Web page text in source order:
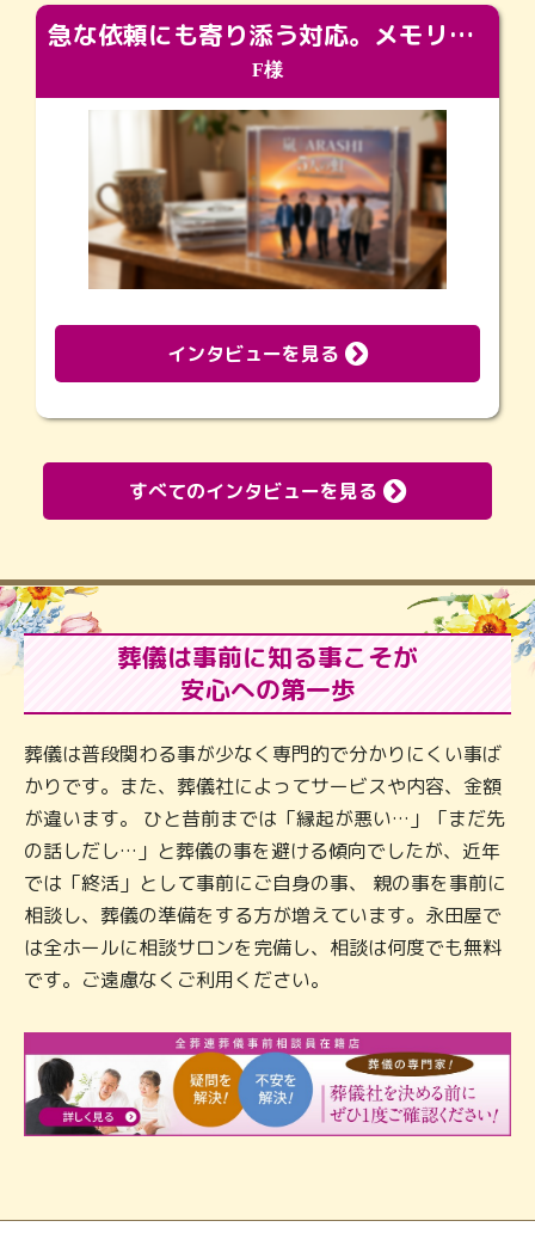
急な依頼にも寄り添う対応。メモリアルコーナーで振り返る大切な日々
F様
インタビューを見る
すべてのインタビューを見る
葬儀は事前に知る事こそが
安心への第一歩
葬儀は普段関わる事が少なく専門的で分かりにくい事ば
かりです。また、葬儀社によってサービスや内容、金額
が違います。 ひと昔前までは「縁起が悪い…」「まだ先
の話しだし…」と葬儀の事を避ける傾向でしたが、近年
では「終活」として事前にご自身の事、 親の事を事前に
相談し、葬儀の準備をする方が増えています。永田屋で
は全ホールに相談サロンを完備し、相談は何度でも無料
です。ご遠慮なくご利用ください。